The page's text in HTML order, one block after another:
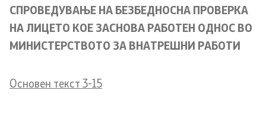
Daily Bulletins
Media center
СПРОВЕДУВАЊЕ НА БЕЗБЕДНОСНА ПРОВЕРКА
НА ЛИЦЕТО КОЕ ЗАСНОВА РАБОТЕН ОДНОС ВО
МИНИСТЕРСТВОТО ЗА ВНАТРЕШНИ РАБОТИ
Основен текст 3-15